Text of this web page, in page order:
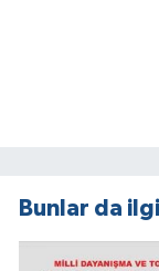
Bunlar da